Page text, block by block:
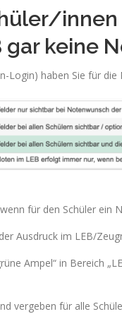
keine
Login) haben Sie für
für den Schüler ein
Ausdruck im LEB/
Ampel“ in Bereich
vergeben für alle